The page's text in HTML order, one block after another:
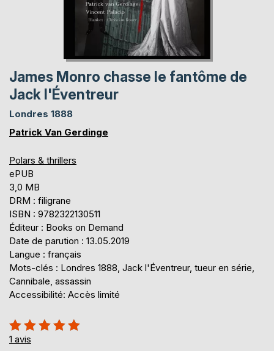
James Monro chasse le fantôme de
Jack l'Éventreur
Londres 1888
Patrick Van Gerdinge
Polars & thrillers
ePUB
3,0 MB
DRM : filigrane
ISBN : 9782322130511
Éditeur : Books on Demand
Date de parution : 13.05.2019
Langue : français
Mots-clés : Londres 1888, Jack l'Éventreur, tueur en série,
Cannibale, assassin
Accessibilité: Accès limité
Évaluation:
100%
1 avis